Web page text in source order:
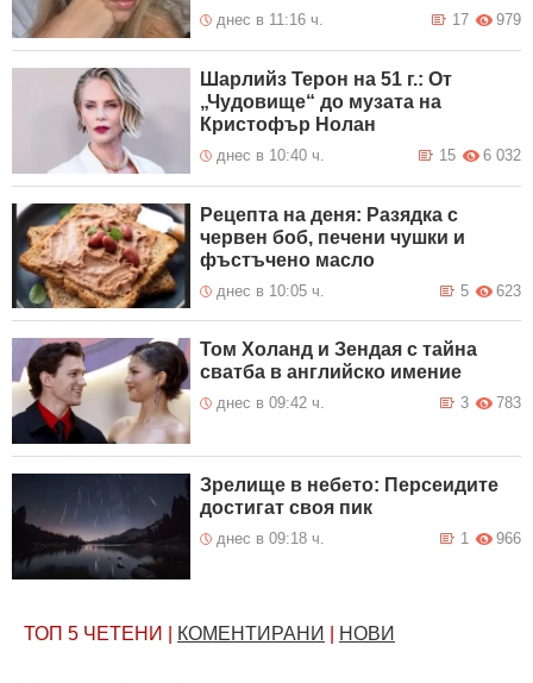
днес в 11:16 ч. 979
17
Шарлийз Терон на 51 г.: От
„Чудовище“ до музата на
Кристофър Нолан
днес в 10:40 ч. 6 032
15
Рецепта на деня: Разядка с
червен боб, печени чушки и
фъстъчено масло
днес в 10:05 ч. 623
5
Том Холанд и Зендая с тайна
сватба в английско имение
днес в 09:42 ч. 783
3
Зрелище в небето: Персеидите
достигат своя пик
днес в 09:18 ч. 966
1
ТОП 5 ЧЕТЕНИ КОМЕНТИРАНИ НОВИ